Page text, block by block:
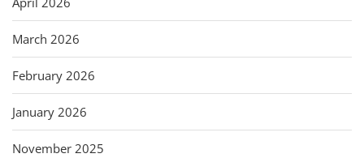
March 2026
February 2026
January 2026
November 2025